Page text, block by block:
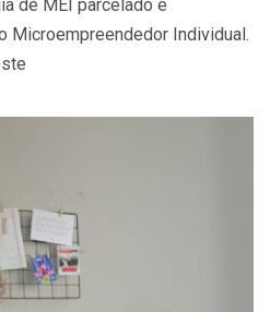
de MEI parcelado e
Microempreendedor Individual.